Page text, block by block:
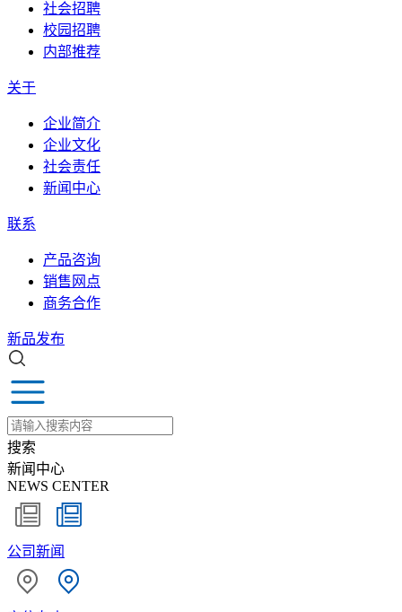
社会招聘
校园招聘
内部推荐
关于
企业简介
企业文化
社会责任
新闻中心
联系
产品咨询
销售网点
商务合作
新品发布
搜索
新闻中心
NEWS CENTER
公司新闻